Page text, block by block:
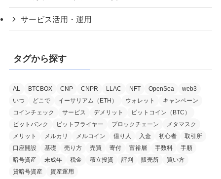
サービス活用・運用
タグから探す
AL BTCBOX CNP CNPR LLAC NFT OpenSea
web3
いつ
どこで イーサリアム（ETH） ウォレット
キャンペーン
コインチェック
サービス デメリット
ビットコイン（BTC）
ビットバンク
ビットフライヤー ブロックチェーン
メタマスク
メリット
メルカリ メルコイン 億り人 入金 初心者
取引所
口座開設
基礎 売り方 売買 寄付 富裕層 手数料
手順
暗号資産
未成年 税金 積立投資 評判 販売所
買い方
貸暗号資産
資産運用